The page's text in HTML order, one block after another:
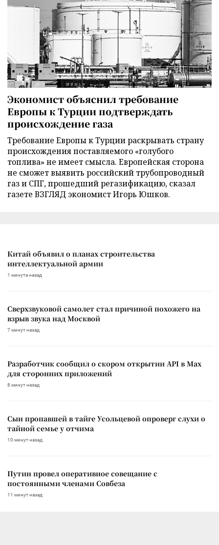
Экономист объяснил требование
Европы к Турции подтверждать
происхождение газа
Требование Европы к Турции раскрывать страну
происхождения поставляемого «голубого
топлива» не имеет смысла. Европейская сторона
не сможет выявить российский трубопроводный
газ и СПГ, прошедший регазификацию, сказал
газете ВЗГЛЯД экономист Игорь Юшков.
Китай объявил о планах строительства
интеллектуальной армии
1 минута назад
Сверхзвуковой самолет стал причиной похожего на
взрыв звука над Москвой
7 минут назад
Разработчик сообщил о скором открытии API в Max
для сторонних приложений
8 минут назад
Сын пропавшей в тайге Усольцевой опроверг слухи о
тайной семье у отчима
10 минут назад
Путин провел оперативное совещание с
постоянными членами Совбеза
11 минут назад